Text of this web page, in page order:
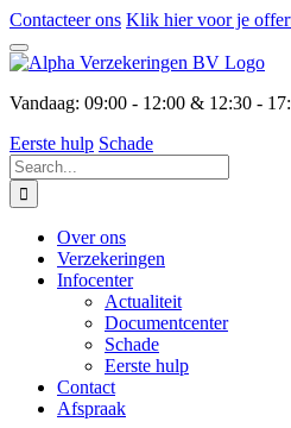
Skip
to
content
Contacteer ons Klik hier voor je
Vandaag: 09:00 - 12:00 & 12:30 -
Eerste hulp Schade
Search
for:
Over ons
Verzekeringen
Infocenter
Actualiteit
Documentcenter
Schade
Eerste hulp
Contact
Afspraak